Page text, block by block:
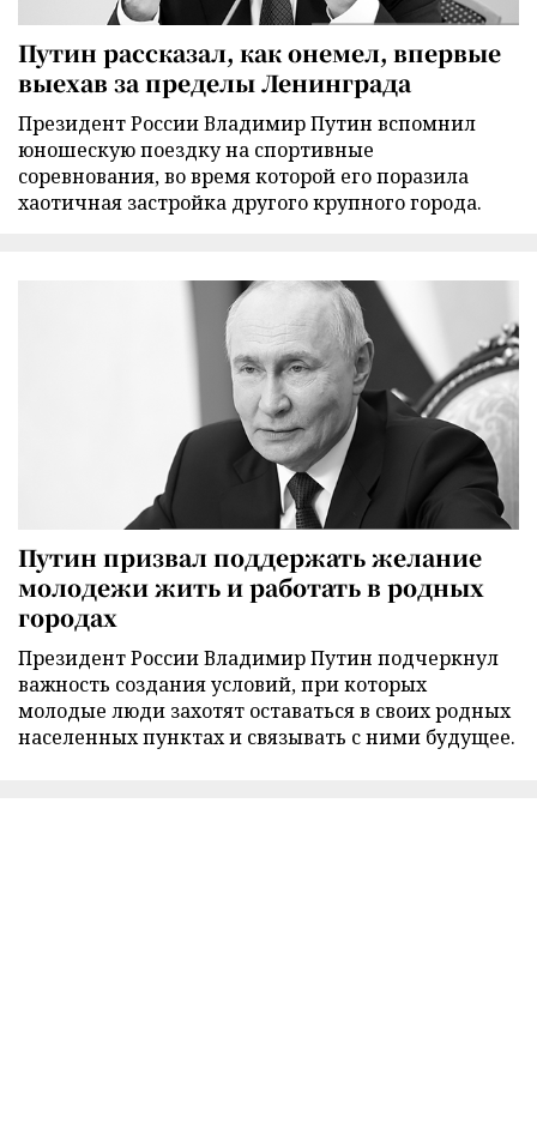
Путин рассказал, как онемел, впервые
выехав за пределы Ленинграда
Президент России Владимир Путин вспомнил
юношескую поездку на спортивные
соревнования, во время которой его поразила
хаотичная застройка другого крупного города.
Путин призвал поддержать желание
молодежи жить и работать в родных
городах
Президент России Владимир Путин подчеркнул
важность создания условий, при которых
молодые люди захотят оставаться в своих родных
населенных пунктах и связывать с ними будущее.